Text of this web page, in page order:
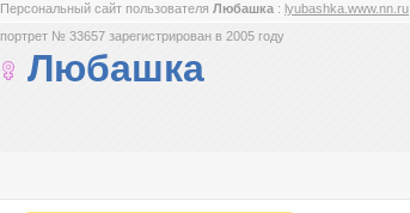
Персональный сайт пользователя Любашка : lyubashka.www.nn.ru
портрет № 33657 зарегистрирован в 2005 году
Любашка